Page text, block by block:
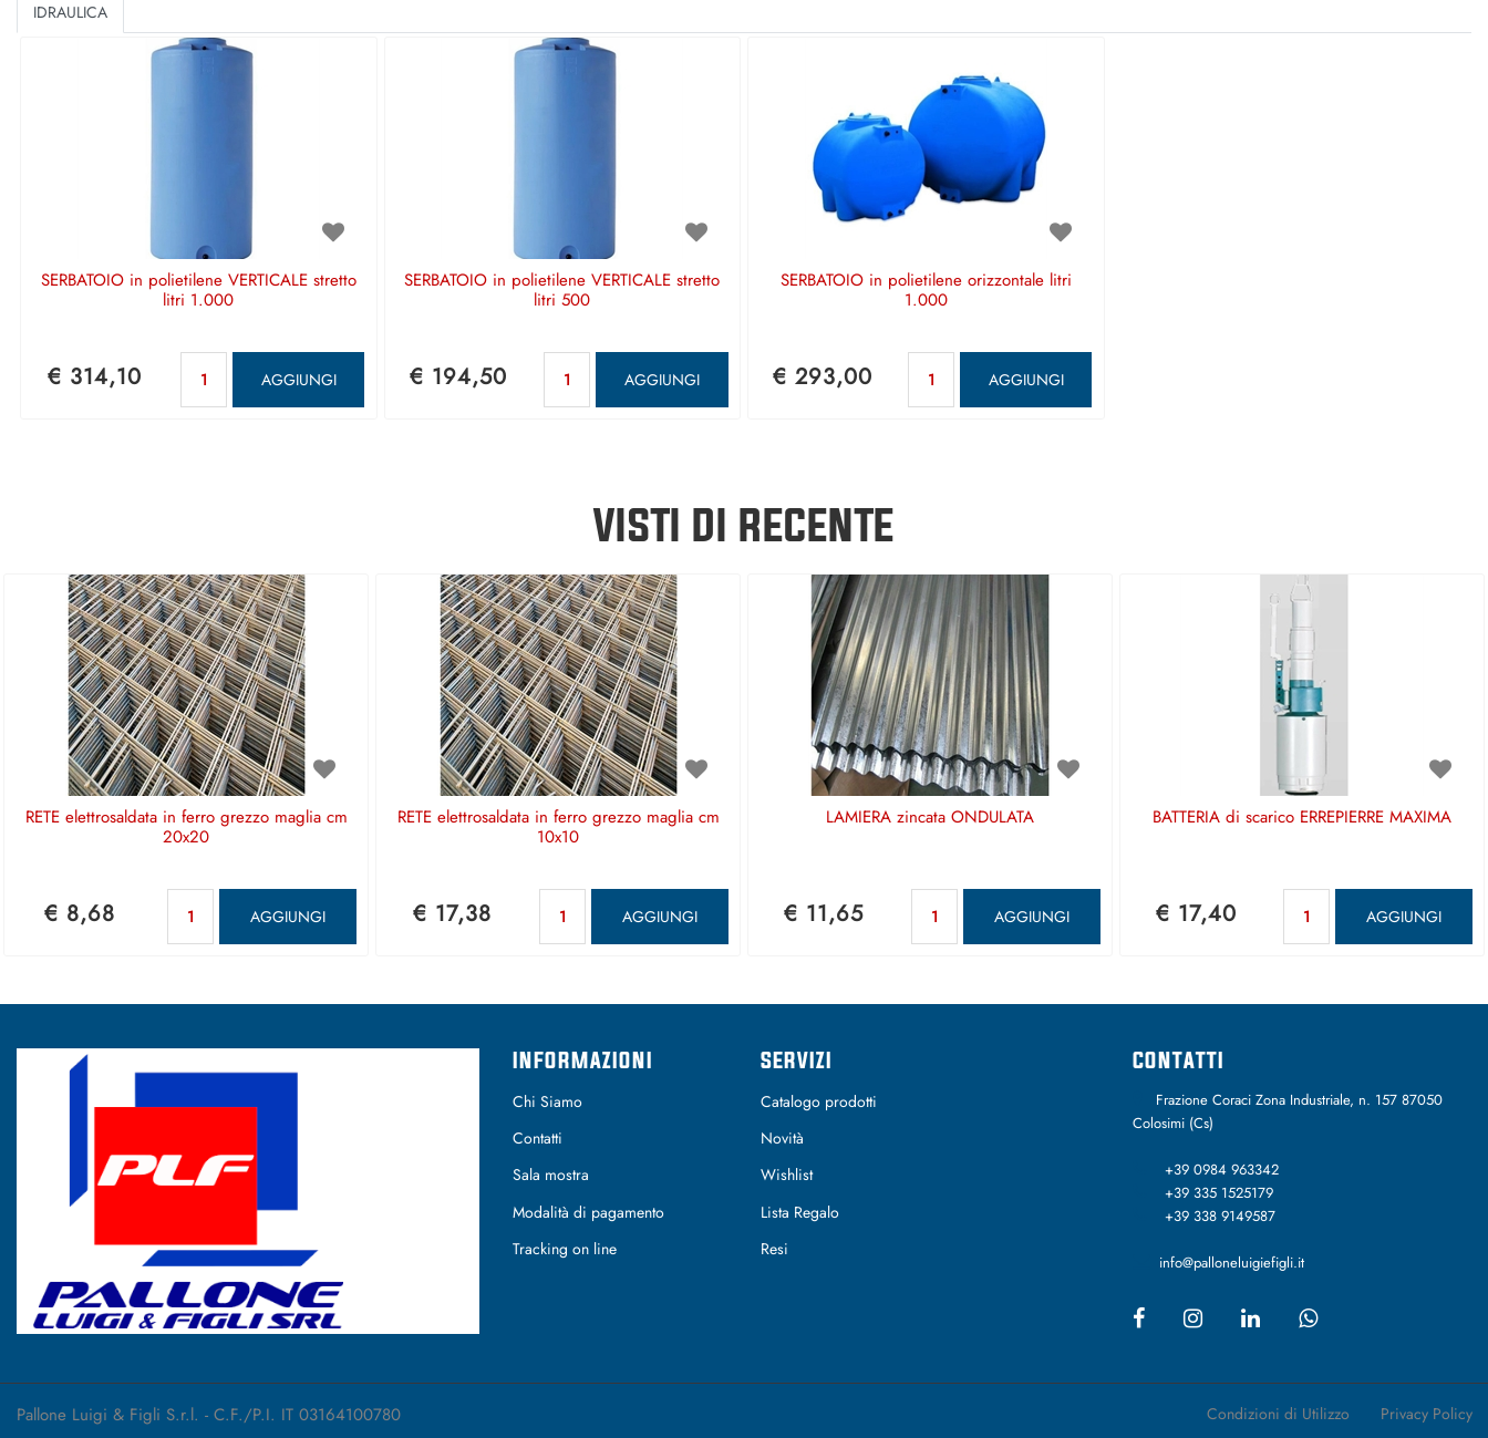
IDRAULICA
SERBATOIO in polietilene VERTICALE stretto
litri 1.000
€ 314,10 AGGIUNGI
SERBATOIO in polietilene VERTICALE stretto
litri 500
€ 194,50 AGGIUNGI
SERBATOIO in polietilene orizzontale litri
1.000
€ 293,00 AGGIUNGI
VISTI DI RECENTE
RETE elettrosaldata in ferro grezzo maglia cm
20x20
€ 8,68 AGGIUNGI
RETE elettrosaldata in ferro grezzo maglia cm
10x10
€ 17,38 AGGIUNGI
LAMIERA zincata ONDULATA
€ 11,65 AGGIUNGI
BATTERIA di scarico ERREPIERRE MAXIMA
€ 17,40 AGGIUNGI
INFORMAZIONI
Chi Siamo
Contatti
Sala mostra
Modalità di pagamento
Tracking on line
SERVIZI
Catalogo prodotti
Novità
Wishlist
Lista Regalo
Resi
CONTATTI
Frazione Coraci Zona Industriale, n. 157 87050
Colosimi (Cs)
+39 0984 963342
+39 335 1525179
+39 338 9149587
info@palloneluigiefigli.it
Pallone Luigi & Figli S.r.l. - C.F./P.I. IT 03164100780 Condizioni di Utilizzo Privacy Policy